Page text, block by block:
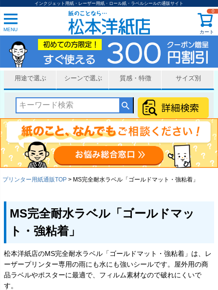
インクジェット用紙・レーザー用紙・ロール紙・ラベルシールの通販サイト
MENU カート
0
用途で選ぶ シーンで選ぶ 質感・特徴 サイズ別
プリンター用紙通販TOP MS完全耐水ラベル「ゴールドマット・強粘着」
MS完全耐水ラベル「ゴールドマッ
ト・強粘着」
松本洋紙店のMS完全耐水ラベル「ゴールドマット・強粘着」は、レ
ーザープリンター専用の雨にも水にも強いシールです。屋外用の商
品ラベルやポスターに最適で、フィルム素材なので破れにくいで
す。